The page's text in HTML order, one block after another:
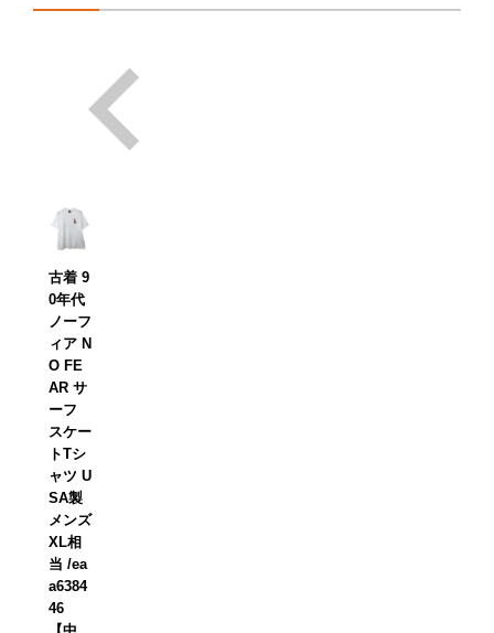
古着 9
0年代
ノーフ
ィア N
O FE
AR サ
ーフ
スケー
トTシ
ャツ U
SA製
メンズ
XL相
当 /ea
a6384
46